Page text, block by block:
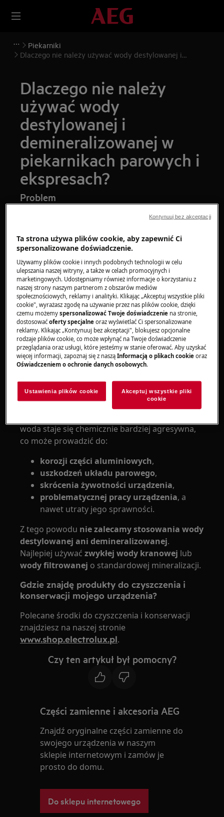
Piekarniki
Dlaczego nie należy używać wody destylowanej i
Dlaczego nie należy
używać wody
destylowanej i
demineralizowanej w
piekarnikach parowych i
ekspresach?
Problem
Jaką wodę stosować do programów
Czy można używać wody destylowanej w
piekarnikach i ekspresach?
Woda demineralizowana, a piekarnik
parowy.
Dotyczy
Piekarniki
Ekspresy do kawy
Rozwiązanie
Woda destylowana i demineralizowanama
negatywny wpływ na elementy aluminiowe
znajdujące się w piekarnikach parowych i
woda staje się chemicznie bardziej agresywna,
co może prowadzić do:
korozji części aluminiowych,
uszkodzeń układu parowego,
skrócenia żywotności urządzenia,
problematycznej pracy urządzenia, a
nawet utraty jego sprawności.
Z tego powodu nie zalecamy stosowania wody
destylowanej ani demineralizowanej.
Najlepiej używaćzwykłej wody kranowej lub
wody filtrowanej o standardowej mineralizacji.
Gdzie znajdę produkty do czyszczenia i
konserwacji mojego urządzenia?
Polecane środki do czyszczenia i konserwacji
znajdziesz na naszej stronie
www.shop.electrolux.pl.
Czy ten artykuł był pomocny?
Części zamienne i akcesoria AEG
Znajdź oryginalne części zamienne do
swojego urządzenia w naszym
sklepie internetowym i zamów je
prosto do domu.
Do sklepu internetowego
Ta strona używa plików cookie, aby zapewnić Ci
spersonalizowane doświadczenie.
Używamy plików cookie i innych podobnych technologii w celu
ulepszania naszej witryny, a także w celach promocyjnych i
marketingowych. Udostępniamy również informacje o korzystaniu z
naszej strony naszym partnerom z obszarów mediów
społecznościowych, reklamy i analityki. Klikając „Akceptuj wszystkie pliki
cookie", wyrażasz zgodę na używanie przez nas plików cookie, dzięki
czemu możemyspersonalizować Twoje doświadczenie na stronie,
dostosowaćoferty specjalne oraz wyświetlać Ci spersonalizowane
reklamy. Klikając „Kontynuuj bez akceptacji", blokujesz opcjonalne
rodzaje plików cookie, co może wpłynąć na Twoje doświadczenie
przeglądania oraz usługi, które jesteśmy w stanie oferować. Aby uzyskać
więcej informacji, zapoznaj się z nasząInformacją o plikach cookie oraz
Oświadczeniem o ochronie danych osobowych.
Ustawienia plików cookie
Akceptuj wszystkie pliki
cookie
Kontynuuj bez akceptacji